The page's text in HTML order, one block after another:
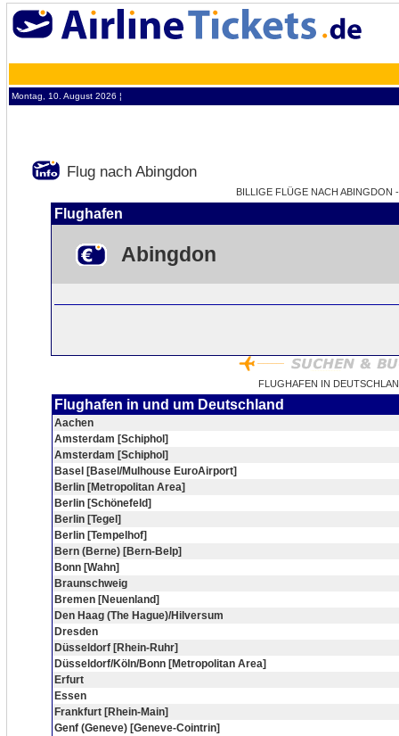
Montag, 10. August 2026 ¦
Flug nach Abingdon
BILLIGE FLÜGE NACH ABINGDON
Flughafen
Abingdon
FLUGHAFEN IN
Flughafen in und um Deutschland
Aachen
Amsterdam [Schiphol]
Amsterdam [Schiphol]
Basel [Basel/Mulhouse EuroAirport]
Berlin [Metropolitan Area]
Berlin [Schönefeld]
Berlin [Tegel]
Berlin [Tempelhof]
Bern (Berne) [Bern-Belp]
Bonn [Wahn]
Braunschweig
Bremen [Neuenland]
Den Haag (The Hague)/Hilversum
Dresden
Düsseldorf [Rhein-Ruhr]
Düsseldorf/Köln/Bonn [Metropolitan Area]
Erfurt
Essen
Frankfurt [Rhein-Main]
Genf (Geneve) [Geneve-Cointrin]